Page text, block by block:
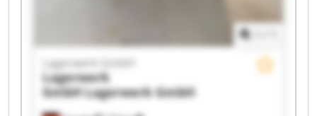
Lagerwerk GmbH
Lagerwerk
GmbHLagerwerk GmbH